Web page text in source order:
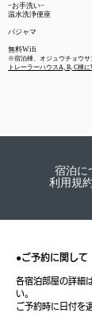
−お手洗い−
温水洗浄便座
​パジャマ
無料Wifi
※宿泊棟、オジュウチョウサ
トレーラーハウスA, B, C棟
宿泊に
利用規
●ご予約に関して
各宿泊部屋の詳細
い。
ご予約時に日付を